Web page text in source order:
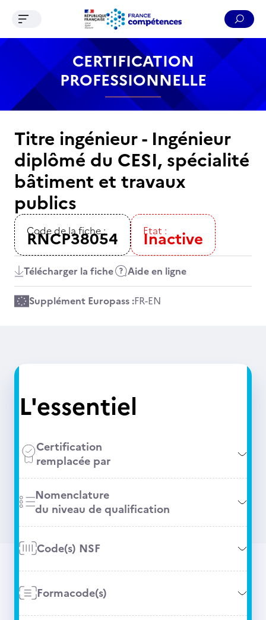
Contenu Recherche Menu Pied de page
Ouvrir le menu de navigation
CERTIFICATION
PROFESSIONNELLE
Titre ingénieur - Ingénieur
diplômé du CESI, spécialité
bâtiment et travaux
publics
Code de la fiche :
RNCP38054 Etat :
Inactive
Télécharger la fiche Aide en ligne
Supplément Europass :FR-EN
L'essentiel
Certification
remplacée par
Nomenclature
du niveau de qualification
Code(s) NSF
Formacode(s)